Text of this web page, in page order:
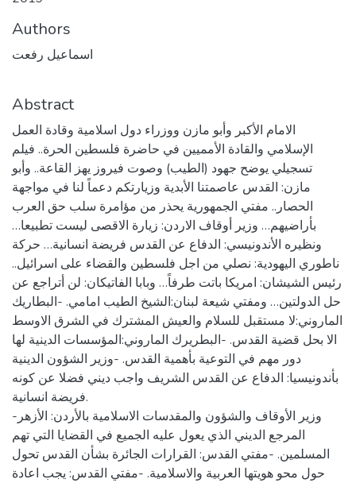
Authors
اسماعيل رفعت
Abstract
الامام الأكبر وأبو مازن ووزراء دول اسلامية وقادة العمل
الإسلامي والقادة الأمميين في حاضرة فلسطين الحرة.. فيلم
تسجيلي يوضح جهود (الطيب) وصوت فيروز يهز القاعة.. وأبو
مازن: القدس عاصمتنا الأبدية وزيارتكم دعماً لنا في مواجهة
الحصار.. مفتي الجمهورية يحذر من مؤامرة سلب حق العرب
بأراضيهم… وزير أوقاف الاردن: زيارة الاقصى ليست تطبيعا…
ونظيره الأندونيسي: الدفاع عن القدس فريضة انسانية… حركة
ناطوري اليهودية: نصلي من اجل فلسطين والقضاء على اسرائيل..
رئيس الشيشان: امريكا باتت طرفاً… وبابا الفاتيكان: لن أتراجع عن
حل الدولتين… ومفتي شيعة لبنان:الشيخ الطيب امامي. -البطاريك
الماروني:لا مستقبل للسلام والعيش المشترك في الشرق الاوسط
الا بحل قضية القدس. -البطريرك الماروني:المؤسسات الدينية لها
دور مهم في التوعية بأهمية القدس. -وزير الشؤون الدينية
بأندونيسيا: الدفاع عن القدس الشريف واجب ديني فضلا عن كونه
فريضة انسانية.
-وزير الأوقاف والشؤون والمقدسات الاسلامية بالأردن: الأزهر
المرجع الديني الذي يعول عليه الجميع في القضايا التي تهم
المسلمين. -مفتي القدس: القرارات الجائرة بشأن القدس تحول
حول محو هويتها العربية والاسلامية. -مفتي القدس: يجب اعادة